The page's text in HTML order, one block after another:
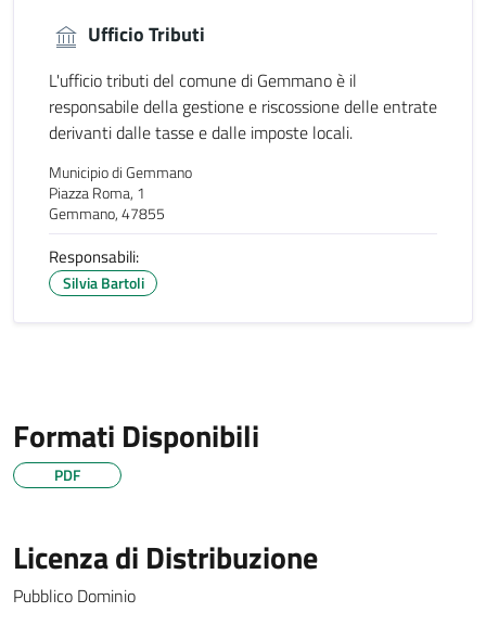
Ufficio Tributi
L'ufficio tributi del comune di Gemmano è il
responsabile della gestione e riscossione delle entrate
derivanti dalle tasse e dalle imposte locali.
Municipio di Gemmano
Piazza Roma, 1
Gemmano, 47855
Responsabili:
Silvia Bartoli
Formati Disponibili
PDF
Licenza di Distribuzione
Pubblico Dominio